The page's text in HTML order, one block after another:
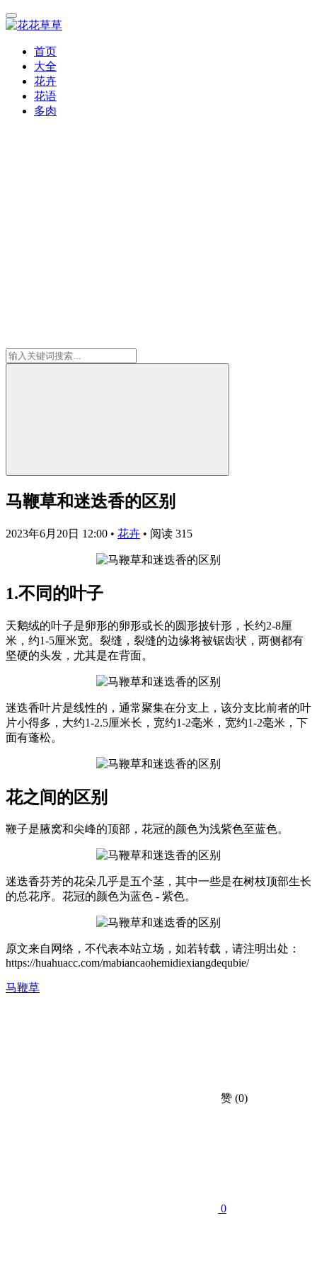
首页
大全
花卉
花语
多肉
马鞭草和迷迭香的区别
2023年6月20日 12:00 • 花卉 • 阅读 315
1.不同的叶子
天鹅绒的叶子是卵形的卵形或长的圆形披针形，长约2-8厘
米，约1-5厘米宽。裂缝，裂缝的边缘将被锯齿状，两侧都有
坚硬的头发，尤其是在背面。
迷迭香叶片是线性的，通常聚集在分支上，该分支比前者的叶
片小得多，大约1-2.5厘米长，宽约1-2毫米，宽约1-2毫米，下
面有蓬松。
花之间的区别
鞭子是腋窝和尖峰的顶部，花冠的颜色为浅紫色至蓝色。
迷迭香芬芳的花朵几乎是五个茎，其中一些是在树枝顶部生长
的总花序。花冠的颜色为蓝色 - 紫色。
原文来自网络，不代表本站立场，如若转载，请注明出处：
https://huahuacc.com/mabiancaohemidiexiangdequbie/
马鞭草
赞 (0)
0